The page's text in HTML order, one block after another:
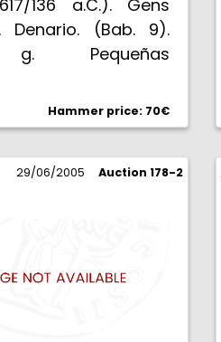
136 a.C.). Gens
Denario. (Bab. 9).
Pequeñas
Hammer price: 70€
29/06/2005 Auction 178-2